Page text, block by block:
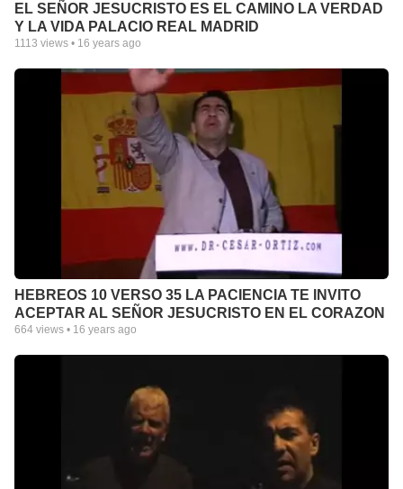
EL SEÑOR JESUCRISTO ES EL CAMINO LA VERDAD
Y LA VIDA PALACIO REAL MADRID
1113 views • 16 years ago
HEBREOS 10 VERSO 35 LA PACIENCIA TE INVITO
ACEPTAR AL SEÑOR JESUCRISTO EN EL CORAZON
664 views • 16 years ago